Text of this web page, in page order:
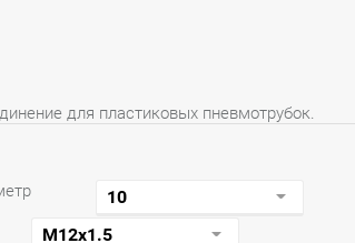
для пластиковых пневмотрубок.